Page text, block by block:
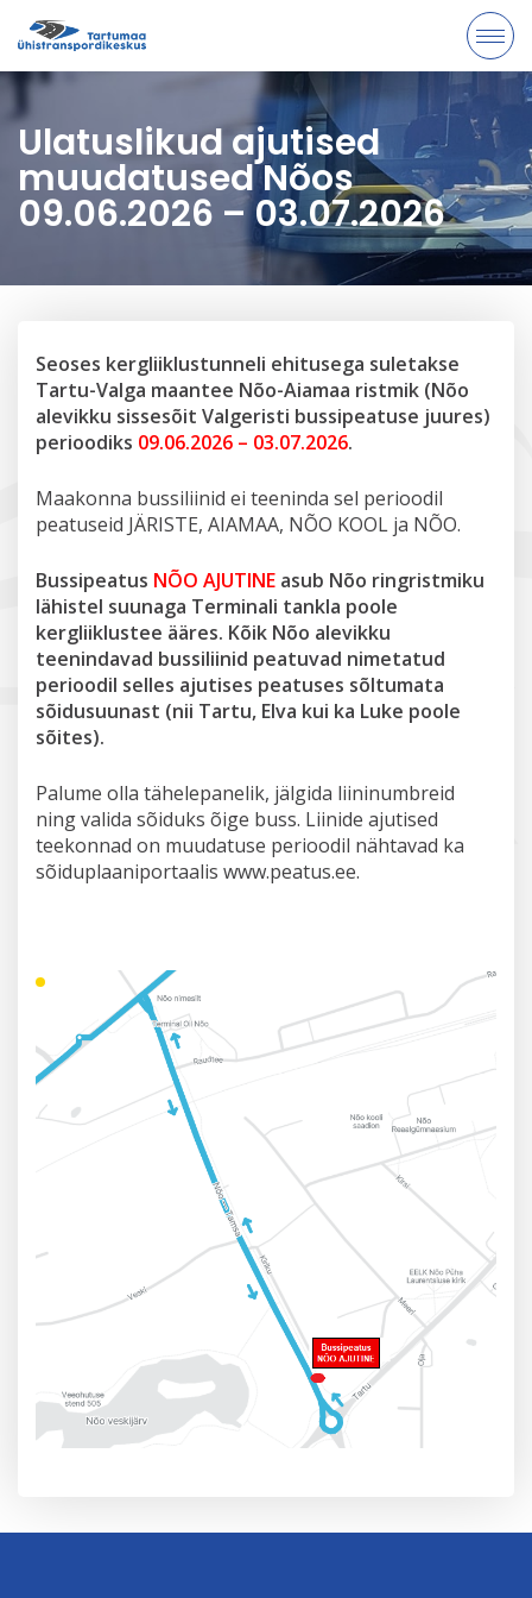
Ulatuslikud ajutised
muudatused Nõos
09.06.2026 – 03.07.2026
Seoses kergliiklustunneli ehitusega suletakse
Tartu-Valga maantee Nõo-Aiamaa ristmik (Nõo
alevikku sissesõit Valgeristi bussipeatuse juures)
perioodiks 09.06.2026 – 03.07.2026.
Maakonna bussiliinid ei teeninda sel perioodil
peatuseid JÄRISTE, AIAMAA, NÕO KOOL ja NÕO.
Bussipeatus NÕO AJUTINE asub Nõo ringristmiku
lähistel suunaga Terminali tankla poole
kergliiklustee ääres. Kõik Nõo alevikku
teenindavad bussiliinid peatuvad nimetatud
perioodil selles ajutises peatuses sõltumata
sõidusuunast (nii Tartu, Elva kui ka Luke poole
sõites).
Palume olla tähelepanelik, jälgida liininumbreid
ning valida sõiduks õige buss. Liinide ajutised
teekonnad on muudatuse perioodil nähtavad ka
sõiduplaaniportaalis www.peatus.ee.